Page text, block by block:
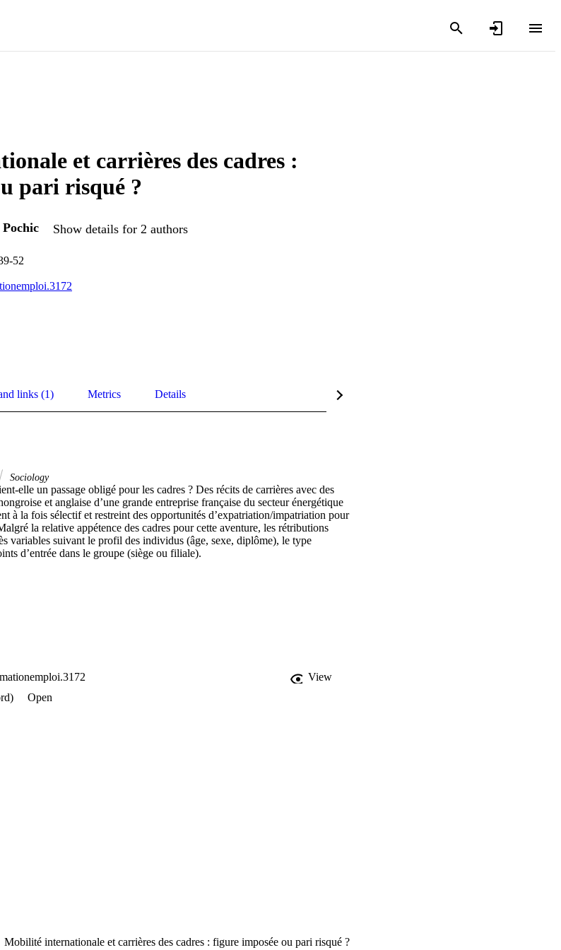
et carrières des cadres :
pari risqué ?
Pochic Show details for 2 authors
52
links (1) Metrics Details
Sociology
elle un passage obligé pour les cadres ? Des récits de carrières avec des
et anglaise d’une grande entreprise française du secteur énergétique
à la fois sélectif et restreint des opportunités d’expatriation/impatriation pour
la relative appétence des cadres pour cette aventure, les rétributions
variables suivant le profil des individus (âge, sexe, diplôme), le type
d’entrée dans le groupe (siège ou filiale).
View
Open
Mobilité internationale et carrières des cadres : figure imposée ou pari risqué ?